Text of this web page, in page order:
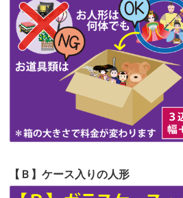
見つけまし...
第62回人形供養祭令和5年6
第61回人形供養祭 令和5年5
第60回人形供養祭令和5年3月
第59回人形供養祭 令和5年2
第58回人形供養祭令和5年12
第56回人形供養祭 令和4年10
【Ｂ】ケース入りの人形